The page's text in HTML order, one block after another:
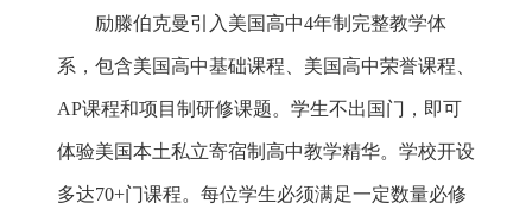
励滕伯克曼引入美国高中4年制完整教学体
系，包含美国高中基础课程、美国高中荣誉课程、
AP课程和项目制研修课题。学生不出国门，即可
体验美国本土私立寄宿制高中教学精华。学校开设
多达70+门课程。每位学生必须满足一定数量必修